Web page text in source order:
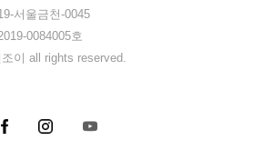
서울금천-0045
0084005호
이 all rights reserved.